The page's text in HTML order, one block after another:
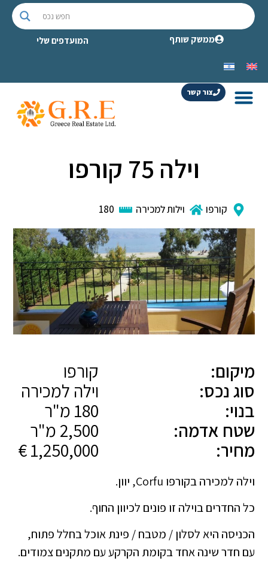
ממשק שותף המועדפים שלי
צור קשר
וילה 75 קורפו
קורפו וילות למכירה 180
מיקום:
קורפו
סוג נכס:
וילה למכירה
בנוי:
שטח אדמה:
מחיר:
וילה למכירה בקורפו Corfu, יוון.
כל החדרים בוילה זו פונים לכיוון החוף.
הכניסה היא לסלון / מטבח / פינת אוכל בחלל פתוח,
עם חדר שינה אחד בקומת הקרקע עם מתקנים צמודים.